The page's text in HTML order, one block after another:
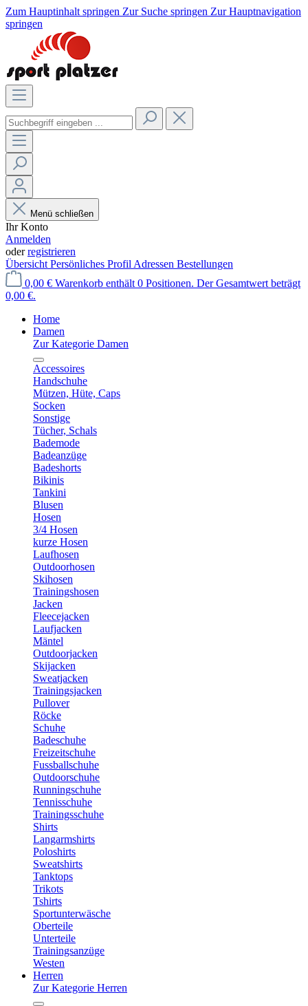
Zum Hauptinhalt springen Zur Suche springen Zur Hauptnavigation
springen
Menü schließen
Ihr Konto
Anmelden
oderregistrieren
Übersicht Persönliches Profil Adressen Bestellungen
0,00 € Warenkorb enthält 0 Positionen. Der Gesamtwert beträgt
0,00 €.
Home
Damen
Zur Kategorie Damen
Accessoires
Handschuhe
Mützen, Hüte, Caps
Socken
Sonstige
Tücher, Schals
Bademode
Badeanzüge
Badeshorts
Bikinis
Tankini
Blusen
Hosen
3/4 Hosen
kurze Hosen
Laufhosen
Outdoorhosen
Skihosen
Trainingshosen
Jacken
Fleecejacken
Laufjacken
Mäntel
Outdoorjacken
Skijacken
Sweatjacken
Trainingsjacken
Pullover
Röcke
Schuhe
Badeschuhe
Freizeitschuhe
Fussballschuhe
Outdoorschuhe
Runningschuhe
Tennisschuhe
Trainingsschuhe
Shirts
Langarmshirts
Poloshirts
Sweatshirts
Tanktops
Trikots
Tshirts
Sportunterwäsche
Oberteile
Unterteile
Trainingsanzüge
Westen
Herren
Zur Kategorie Herren